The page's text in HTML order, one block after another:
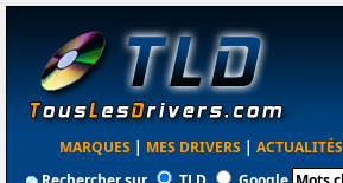
MARQUES | MES DRIVERS | ACTUALITÉS